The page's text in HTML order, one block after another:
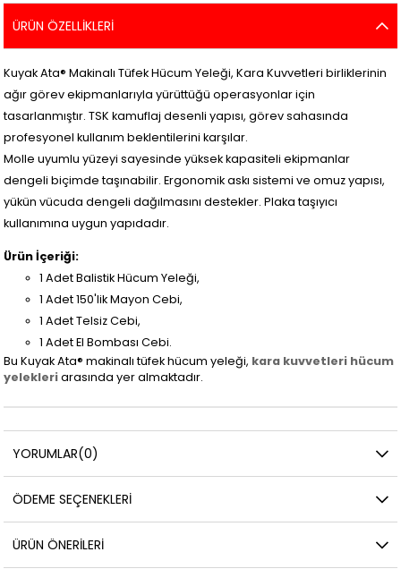
ÜRÜN ÖZELLIKLERI
Kuyak Ata® Makinalı Tüfek Hücum Yeleği, Kara Kuvvetleri birliklerinin
ağır görev ekipmanlarıyla yürüttüğü operasyonlar için
tasarlanmıştır. TSK kamuflaj desenli yapısı, görev sahasında
profesyonel kullanım beklentilerini karşılar.
Molle uyumlu yüzeyi sayesinde yüksek kapasiteli ekipmanlar
dengeli biçimde taşınabilir. Ergonomik askı sistemi ve omuz yapısı,
yükün vücuda dengeli dağılmasını destekler. Plaka taşıyıcı
kullanımına uygun yapıdadır.
Ürün İçeriği:
1 Adet Balistik Hücum Yeleği,
1 Adet 150'lik Mayon Cebi,
1 Adet Telsiz Cebi,
1 Adet El Bombası Cebi.
Bu Kuyak Ata® makinalı tüfek hücum yeleği, kara kuvvetleri hücum
yelekleriarasında yer almaktadır.
YORUMLAR(0)
ÖDEME SEÇENEKLERI
ÜRÜN ÖNERILERI